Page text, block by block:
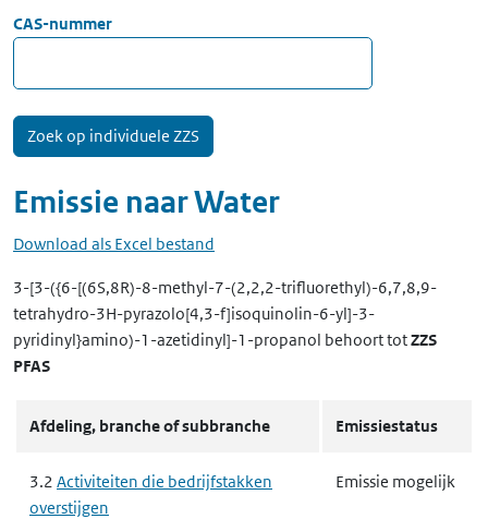
CAS-nummer
Emissie naarWater
Download als Excel bestand
3-[3-({6-[(6S,8R)-8-methyl-7-(2,2,2-trifluorethyl)-6,7,8,9-
tetrahydro-3H-pyrazolo[4,3-f]isoquinolin-6-yl]-3-
pyridinyl}amino)-1-azetidinyl]-1-propanol behoort totZZS
PFAS
Afdeling, branche of subbranche Emissiestatus
3.2 Activiteiten die bedrijfstakken
overstijgen
Emissie mogelijk